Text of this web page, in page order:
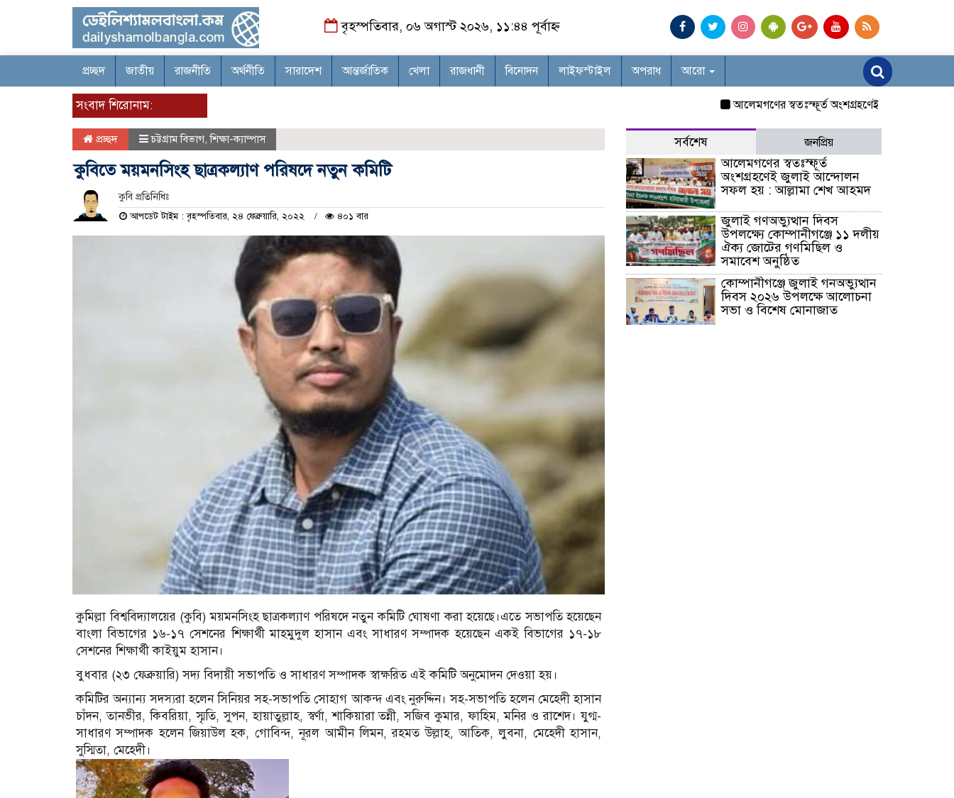
বৃহস্পতিবার, ০৬ অগাস্ট ২০২৬, ১১:৪৪ পূর্বাহ্ন
প্রচ্ছদ জাতীয় রাজনীতি অর্থনীতি সারাদেশ আন্তর্জাতিক খেলা রাজধানী বিনোদন লাইফস্টাইল অপরাধ আরো
সংবাদ শিরোনাম: আলেমগণের স্বতঃস্ফূর্ত অংশগ্রহণেই জুলাই আন্দোলন
প্রচ্ছদ চট্টগ্রাম বিভাগ,শিক্ষা-ক্যাম্পাস
কুবিতে ময়মনসিংহ ছাত্রকল্যাণ পরিষদে নতুন কমিটি
কুবি প্রতিনিধিঃ
আপডেট টাইম : বৃহস্পতিবার, ২৪ ফেব্রুয়ারি, ২০২২ ৪০১ বার
কুমিল্লা বিশ্ববিদ্যালয়ের (কুবি) ময়মনসিংহ ছাত্রকল্যাণ পরিষদে নতুন কমিটি ঘোষণা করা হয়েছে।এতে সভাপতি হয়েছেন
বাংলা বিভাগের ১৬-১৭ সেশনের শিক্ষার্থী মাহমুদুল হাসান এবং সাধারণ সম্পাদক হয়েছেন একই বিভাগের ১৭-১৮
সেশনের শিক্ষার্থী কাইয়ুম হাসান।
বুধবার (২৩ ফেব্রুয়ারি) সদ্য বিদায়ী সভাপতি ও সাধারণ সম্পাদক স্বাক্ষরিত এই কমিটি অনুমোদন দেওয়া হয়।
কমিটির অন্যান্য সদস্যরা হলেন সিনিয়র সহ-সভাপতি সোহাগ আকন্দ এবং নুরুদ্দিন। সহ-সভাপতি হলেন মেহেদী হাসান
চাঁদন, তানভীর, কিবরিয়া, স্মৃতি, সুপন, হায়াতুল্লাহ, স্বর্ণা, শাকিয়ারা তন্নী, সজিব কুমার, ফাহিম, মনির ও রাশেদ। যুগ্ম-
সাধারণ সম্পাদক হলেন জিয়াউল হক, গোবিন্দ, নূরল আমীন লিমন, রহমত উল্লাহ, আতিক, লুবনা, মেহেদী হাসান,
সুস্মিতা, মেহেদী।
সর্বশেষ জনপ্রিয়
আলেমগণের স্বতঃস্ফূর্ত
অংশগ্রহণেই জুলাই আন্দোলন
সফল হয় : আল্লামা শেখ আহমদ
জুলাই গণঅভ্যুত্থান দিবস
উপলক্ষ্যে কোম্পানীগঞ্জে ১১ দলীয়
ঐক্য জোটের গণমিছিল ও
সমাবেশ অনুষ্ঠিত
কোম্পানীগঞ্জে জুলাই গনঅভ্যুত্থান
দিবস ২০২৬ উপলক্ষে আলোচনা
সভা ও বিশেষ মোনাজাত